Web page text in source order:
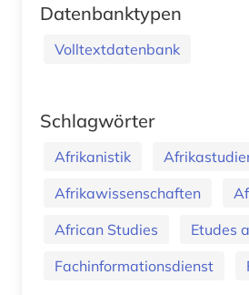
Datenbanktypen
Volltextdatenbank
Schlagwörter
Afrikanistik
Afrikawissenschaften
African Studies
Etudes
Fachinformationsdienst